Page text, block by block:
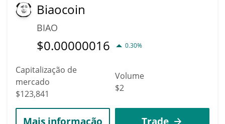
Biaocoin
BIAO
$0.00000016 0.30%
Capitalização de
mercado
$123,841
Volume
$2
Mais informação Trade